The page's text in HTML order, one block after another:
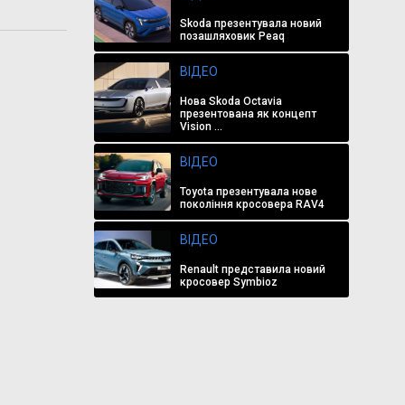
Skoda презентувала новий
позашляховик Peaq
ВІДЕО
Нова Skoda Octavia
презентована як концепт
Vision ...
ВІДЕО
Toyota презентувала нове
покоління кросовера RAV4
ВІДЕО
Renault представила новий
кросовер Symbioz